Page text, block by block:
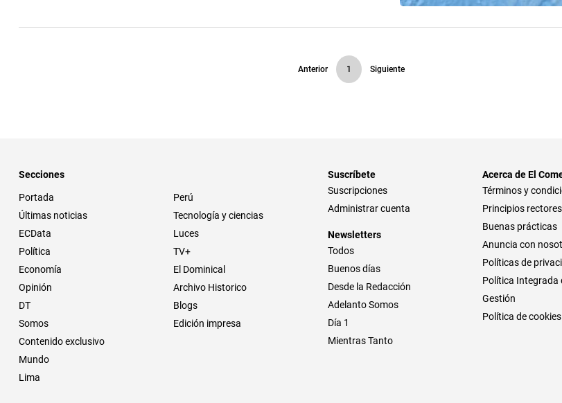
Anterior 1 Siguiente
Secciones
Portada
Últimas noticias
ECData
Política
Economía
Opinión
DT
Somos
Contenido exclusivo
Mundo
Lima
Perú
Tecnología y ciencias
Luces
TV+
El Dominical
Archivo Historico
Blogs
Edición impresa
Suscríbete
Suscripciones
Administrar cuenta
Newsletters
Todos
Buenos días
Desde la Redacción
Adelanto Somos
Día 1
Mientras Tanto
Acerca de El
Términos y
Principios rectores
Buenas prácticas
Anuncia con
Políticas de
Política Integrada
Gestión
Política de cookies